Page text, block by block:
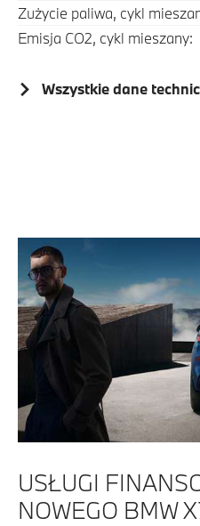
Zużycie paliwa, cykl
Emisja CO2, cykl mieszany:
Wszystkie dane
USŁUGI
NOWEGO BMW